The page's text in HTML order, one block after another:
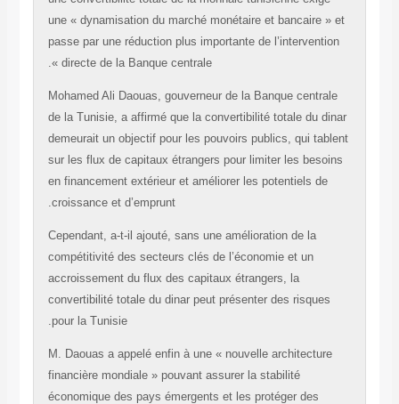
une « dynamisation du marché monétaire et bancaire
passe par une réduction plus importante de
directe de la Banque centrale ».
Mohamed Ali Daouas, gouverneur de la Banque
de la Tunisie, a affirmé que la convertibilité totale du
demeurait un objectif pour les pouvoirs publics, qui
sur les flux de capitaux étrangers pour limiter les
en financement extérieur et améliorer les potentiels
croissance et d’emprunt.
Cependant, a-t-il ajouté, sans une amélioration de la
compétitivité des secteurs clés de l’économie et un
accroissement du flux des capitaux étrangers, la
convertibilité totale du dinar peut présenter des
pour la Tunisie.
M. Daouas a appelé enfin à une « nouvelle
financière mondiale » pouvant assurer la stabilité
économique des pays émergents et les protéger des